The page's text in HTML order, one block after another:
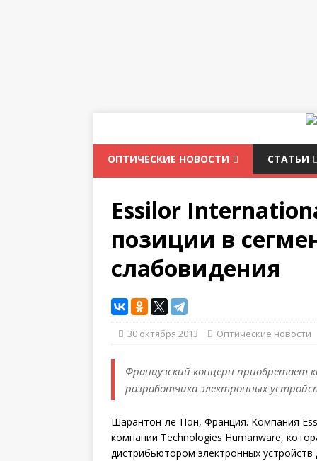
ОПТИЧЕСКИЕ НОВОСТИ СТАТЬИ
Essilor
позиции в
слабовидения
30 октября 2013 Оптические новости
Французский концерн приобретает
разработчика электронных
Шарантон-ле-Пон, Франция. Компания
компании Technologies Humanware,
дистрибьютором электронных